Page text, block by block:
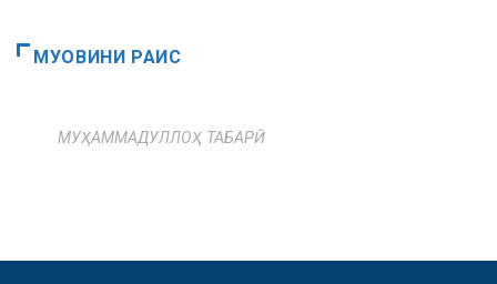
МУОВИНИ РАИС
МУҲАММАДУЛЛОҲ ТАБАРӢ